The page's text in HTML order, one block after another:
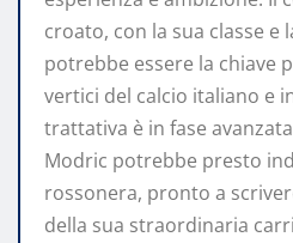
croato, con la sua classe e
potrebbe essere la chiave
vertici del calcio italiano e
trattativa è in fase
Modric potrebbe presto
rossonera, pronto a
della sua straordinaria